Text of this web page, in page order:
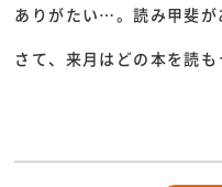
ありがたい…。読み甲斐が
さて、来月はどの本を読も